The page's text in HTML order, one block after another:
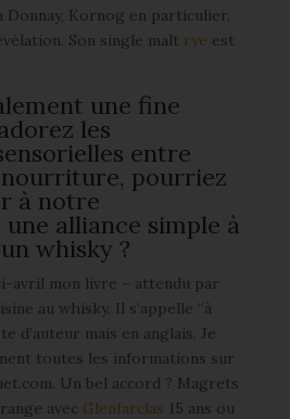
Donnay, Kornog en particulier,
Son single malt rye est
une fine
les
entre
pourriez
à notre
alliance simple à
whisky ?
avril mon livre – attendu par
au whisky. Il s’appelle “à
d’auteur mais en anglais. Je
toutes les informations sur
Un bel accord ? Magrets
avec Glenfarclas 15 ans ou